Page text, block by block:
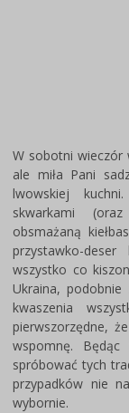
W sobotni wieczór
ale miła Pani
lwowskiej
skwarkami
obsmażaną
przystawko-
wszystko co
Ukraina, podobnie
kwaszenia
pierwszorzędne,
wspomnę.
spróbować tych
przypadków nie
wybornie.